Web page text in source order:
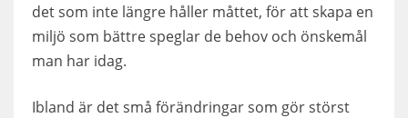
det som inte längre håller måttet, för att skapa en
miljö som bättre speglar de behov och önskemål
man har idag.
Ibland är det små förändringar som gör störst